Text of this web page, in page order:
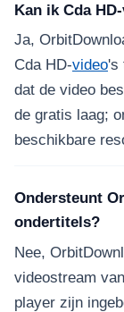
Kan ik Cda
Ja,
Cda HD-video's
dat de video
de gratis laag;
beschikbare
Ondersteunt
ondertitels?
Nee,
videostream
player zijn